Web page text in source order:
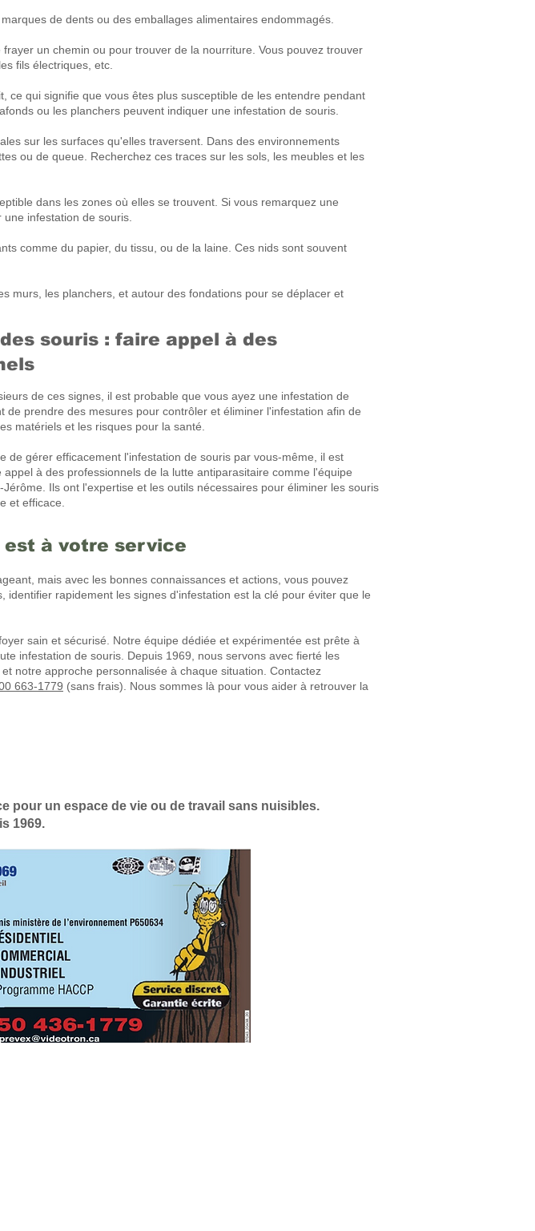
de dents ou des emballages alimentaires endommagés.
un chemin ou pour trouver de la nourriture. Vous pouvez trouver
fils électriques, etc.
ce qui signifie que vous êtes plus susceptible de les entendre pendant
ou les planchers peuvent indiquer une infestation de souris.
sur les surfaces qu'elles traversent. Dans des environnements
ou de queue. Recherchez ces traces sur les sols, les meubles et les
dans les zones où elles se trouvent. Si vous remarquez une
infestation de souris.
comme du papier, du tissu, ou de la laine. Ces nids sont souvent
murs, les planchers, et autour des fondations pour se déplacer et
de ces signes, il est probable que vous ayez une infestation de
de prendre des mesures pour contrôler et éliminer l'infestation afin de
matériels et les risques pour la santé.
de gérer efficacement l'infestation de souris par vous-même, il est
appel à des professionnels de la lutte antiparasitaire comme l'équipe
Jérôme . Ils ont l'expertise et les outils nécessaires pour éliminer les souris
et efficace.
souris : faire appel à des
est à votre service
mais avec les bonnes connaissances et actions, vous pouvez
rapidement les signes d'infestation est la clé pour éviter que le
sain et sécurisé. Notre équipe dédiée et expérimentée est prête à
infestation de souris. Depuis 1969, nous servons avec fierté les
notre approche personnalisée à chaque situation. Contactez
663-1779 (sans frais). Nous sommes là pour vous aider à retrouver la
pour un espace de vie ou de travail sans nuisibles.
1969.